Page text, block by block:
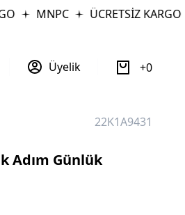
MNPC ÜCRETSİZ KARGO
Üyelik 0
22K1A9431
Adım Günlük